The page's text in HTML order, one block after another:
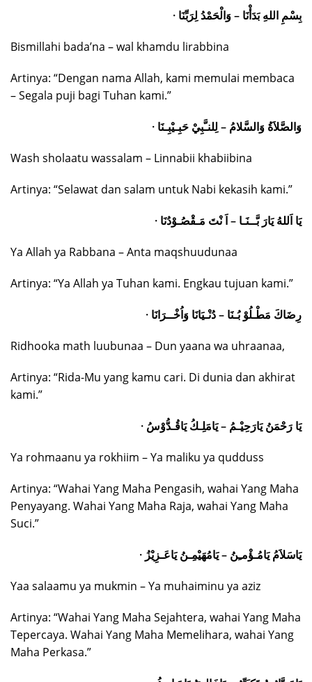
· بِسْمِ اللهِ بَدَأْنَا – وَالْحَمْدُ لِرَبِّنَا
Bismillahi bada’na – wal khamdu lirabbina
Artinya: “Dengan nama Allah, kami memulai membaca
– Segala puji bagi Tuhan kami.”
· وَالصَّلاَةُ وَالسَّلامُ – لِلنـَّبِيْ حَبِـيْبِـنَا
Wash sholaatu wassalam – Linnabii khabiibina
Artinya: “Selawat dan salam untuk Nabi kekasih kami.”
· يَا اَللهُ يَارَ بَّــنَـا – اَ نْتَ مَـقْصُـوْدُنَا
Ya Allah ya Rabbana – Anta maqshuudunaa
Artinya: “Ya Allah ya Tuhan kami. Engkau tujuan kami.”
· رِضَاكَ مَطْـلُوْ بُـنَا – دُنْـيَانَا وَاُخْــرَانَا
Ridhooka math luubunaa – Dun yaana wa uhraanaa,
Artinya: “Rida-Mu yang kamu cari. Di dunia dan akhirat
kami.”
· يَا رَحْمَنُ يَارَحِيْـمُ – يَامَلِـكُ يَاقُـدُّوْسُ
Ya rohmaanu ya rokhiim – Ya maliku ya qudduss
Artinya: “Wahai Yang Maha Pengasih, wahai Yang Maha
Penyayang. Wahai Yang Maha Raja, wahai Yang Maha
Suci.”
· يَاسَلاَمُ يَامُـؤْمـِنُ – يَامُهَيْمِـنُ يَاعَـزِيْزُ
Yaa salaamu ya mukmin – Ya muhaiminu ya aziz
Artinya: “Wahai Yang Maha Sejahtera, wahai Yang Maha
Tepercaya. Wahai Yang Maha Memelihara, wahai Yang
Maha Perkasa.”